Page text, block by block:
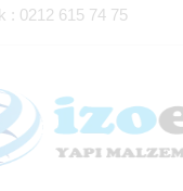
: 0212 615 74 75